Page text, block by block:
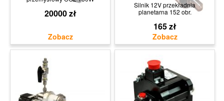
20000 zł
Silnik 12V przekładnia
planetarna 152 obr.
165 zł